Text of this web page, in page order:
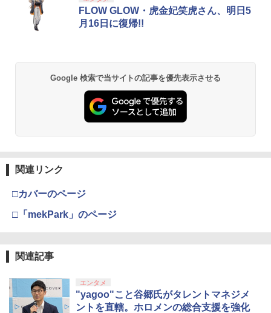
FLOW GLOW・虎金妃笑虎さん、明日5
月16日に復帰!!
Google 検索で当サイトの記事を優先表示させる
関連リンク
□カバーのページ
□「mekPark」のページ
関連記事
エンタメ
"yagoo"こと谷郷氏がタレントマネジメ
ントを直轄。ホロメンの総合支援を強化